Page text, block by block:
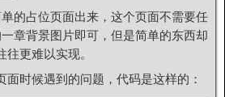
的占位页面出来，这个页面不需要任
章背景图片即可，但是简单的东西却
往更难以实现。
面时候遇到的问题，代码是这样的：